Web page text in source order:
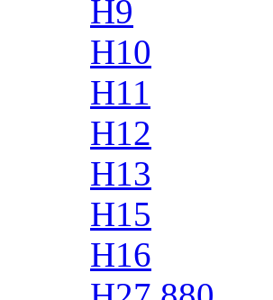
H9
H10
H11
H12
H13
H15
H16